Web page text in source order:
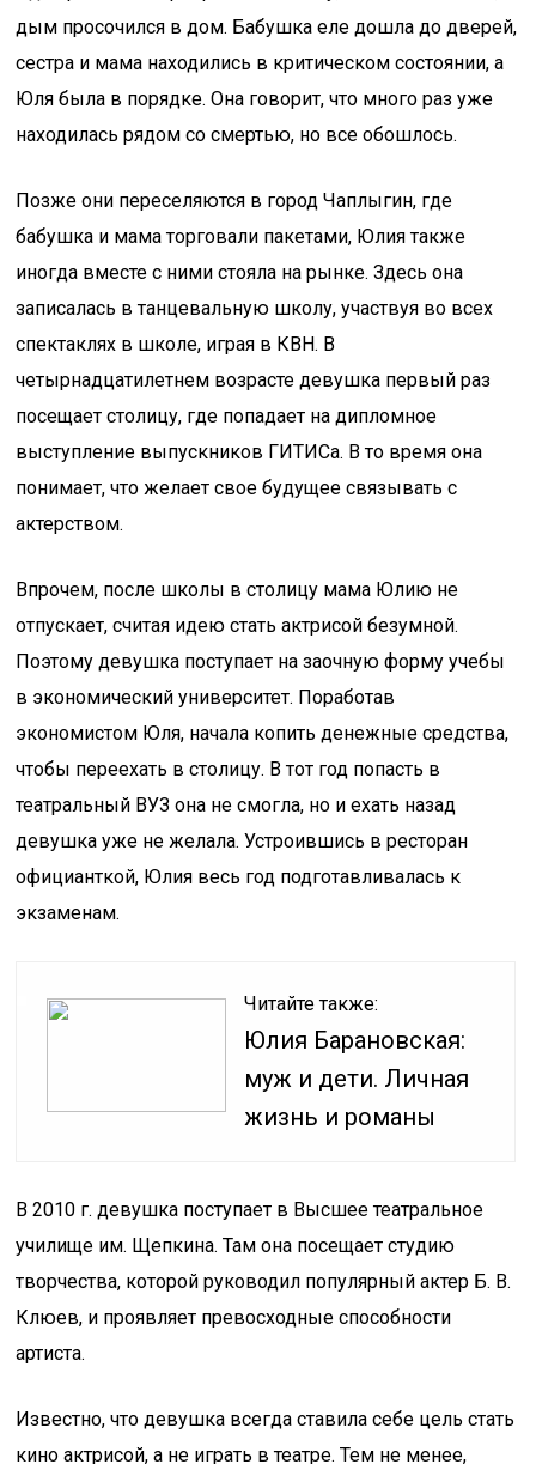
дым просочился в дом. Бабушка еле дошла до дверей,
сестра и мама находились в критическом состоянии, а
Юля была в порядке. Она говорит, что много раз уже
находилась рядом со смертью, но все обошлось.
Позже они переселяются в город Чаплыгин, где
бабушка и мама торговали пакетами, Юлия также
иногда вместе с ними стояла на рынке. Здесь она
записалась в танцевальную школу, участвуя во всех
спектаклях в школе, играя в КВН. В
четырнадцатилетнем возрасте девушка первый раз
посещает столицу, где попадает на дипломное
выступление выпускников ГИТИСа. В то время она
понимает, что желает свое будущее связывать с
актерством.
Впрочем, после школы в столицу мама Юлию не
отпускает, считая идею стать актрисой безумной.
Поэтому девушка поступает на заочную форму учебы
в экономический университет. Поработав
экономистом Юля, начала копить денежные средства,
чтобы переехать в столицу. В тот год попасть в
театральный ВУЗ она не смогла, но и ехать назад
девушка уже не желала. Устроившись в ресторан
официанткой, Юлия весь год подготавливалась к
экзаменам.
Читайте также:
Юлия Барановская:
муж и дети. Личная
жизнь и романы
В 2010 г. девушка поступает в Высшее театральное
училище им. Щепкина. Там она посещает студию
творчества, которой руководил популярный актер Б. В.
Клюев, и проявляет превосходные способности
артиста.
Известно, что девушка всегда ставила себе цель стать
кино актрисой, а не играть в театре. Тем не менее,